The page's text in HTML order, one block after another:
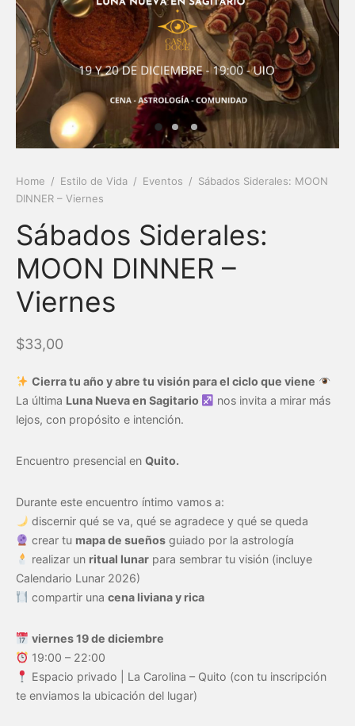
Home / Estilo de Vida / Eventos / Sábados Siderales: MOON
DINNER – Viernes
Sábados Siderales:
MOON DINNER –
Viernes
$33,00
Cierra tu año y abre tu visión para el ciclo que viene
La última Luna Nueva en Sagitario
nos invita a mirar más
lejos, con propósito e intención.
Encuentro presencial en Quito.
Durante este encuentro íntimo vamos a:
discernir qué se va, qué se agradece y qué se queda
crear tu mapa de sueños guiado por la astrología
realizar un ritual lunar para sembrar tu visión (incluye
Calendario Lunar 2026)
compartir unacena liviana y rica
viernes 19 de diciembre
19:00 – 22:00
Espacio privado | La Carolina – Quito (con tu inscripción
te enviamos la ubicación del lugar)